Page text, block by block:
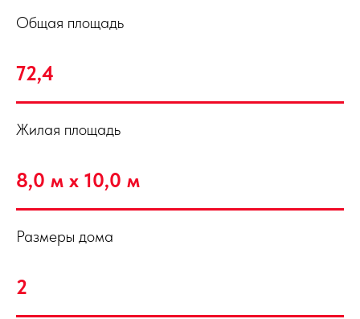
Общая площадь
72,4
Жилая площадь
8,0 м х 10,0 м
Размеры дома
2